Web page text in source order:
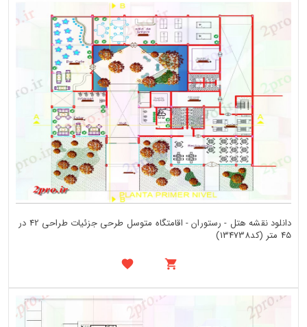
دانلود نقشه هتل - رستوران - اقامتگاه متوسل طرحی جزئیات طراحی 42 در
45 متر (کد134738)